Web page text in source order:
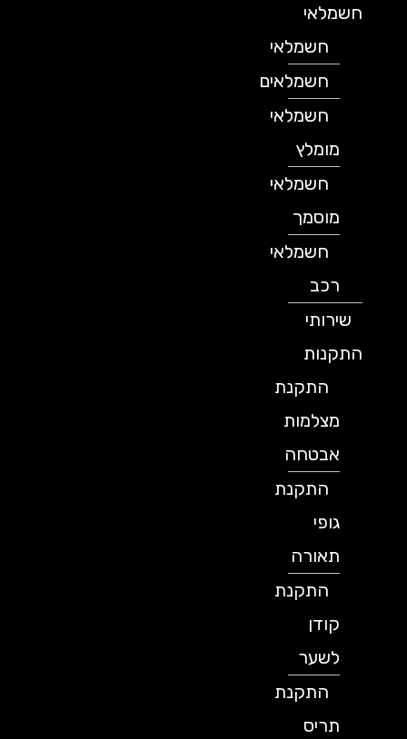
חשמלאי
חשמלאי
חשמלאים
חשמלאי
מומלץ
חשמלאי
מוסמך
חשמלאי
שירותי
התקנות
התקנת
מצלמות
אבטחה
התקנת
תאורה
התקנת
לשער
התקנת
תריס